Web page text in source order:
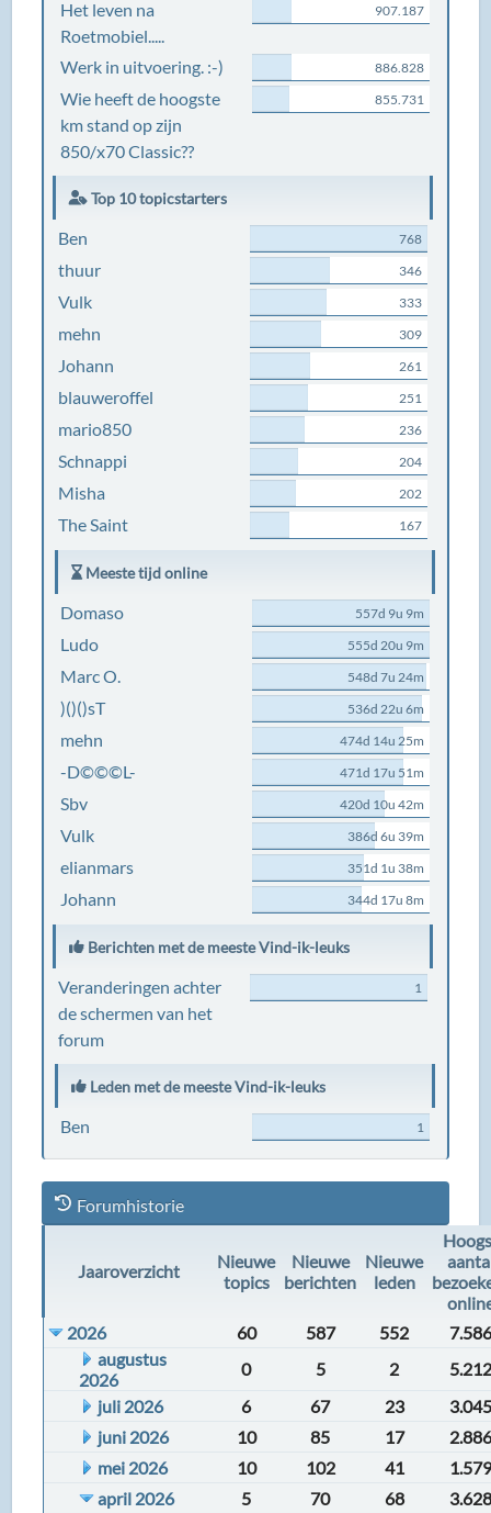
Het leven na
Roetmobiel.....
907.187
Werk in uitvoering. :-) 886.828
Wie heeft de hoogste
km stand op zijn
850/x70 Classic??
855.731
Top 10 topicstarters
Ben 768
thuur 346
Vulk 333
mehn 309
Johann 261
blauweroffel 251
mario850 236
Schnappi 204
Misha 202
The Saint 167
Meeste tijd online
Domaso 557d 9u 9m
Ludo 555d 20u 9m
Marc O. 548d 7u 24m
)()()sT 536d 22u 6m
mehn 474d 14u 25m
-D©©©L- 471d 17u 51m
Sbv 420d 10u 42m
Vulk 386d 6u 39m
elianmars 351d 1u 38m
Johann 344d 17u 8m
Berichten met de meeste Vind-ik-leuks
Veranderingen achter
de schermen van het
forum
1
Leden met de meeste Vind-ik-leuks
Ben 1
Forumhistorie
Jaaroverzicht
Nieuwe
topics
Nieuwe
berichten
Nieuwe
leden
2026
60 587 552
7.586
augustus
2026
0 5 2
5.212
juli 2026
6 67 23
3.045
juni 2026
10 85 17
2.886
mei 2026
10 102 41
1.579
april 2026
5 70 68
3.628